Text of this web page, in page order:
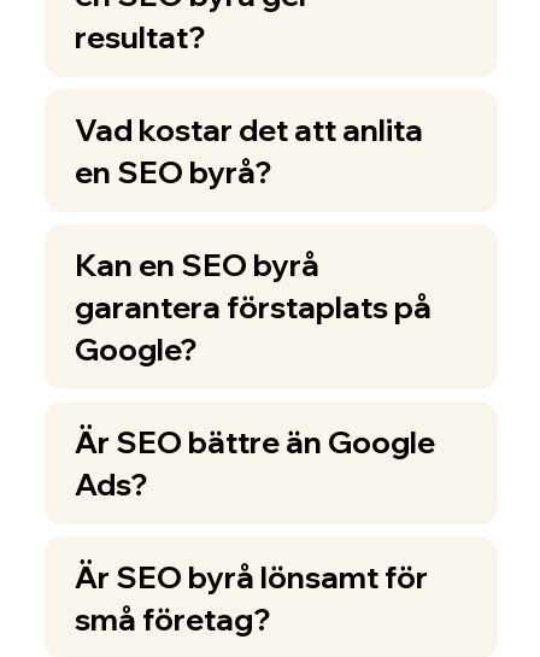
resultat?
Vad kostar det att anlita
en SEO byrå?
Kan en SEO byrå
garantera förstaplats på
Google?
Är SEO bättre än Google
Ads?
Är SEO byrå lönsamt för
små företag?